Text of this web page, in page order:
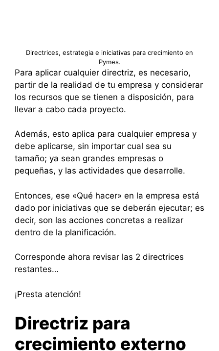
Directrices, estrategia e iniciativas para crecimiento en
Pymes.
Para aplicar cualquier directriz, es necesario,
partir de la realidad de tu empresa y considerar
los recursos que se tienen a disposición, para
llevar a cabo cada proyecto.
Además, esto aplica para cualquier empresa y
debe aplicarse, sin importar cual sea su
tamaño; ya sean grandes empresas o
pequeñas, y las actividades que desarrolle.
Entonces, ese «Qué hacer» en la empresa está
dado por iniciativas que se deberán ejecutar; es
decir, son las acciones concretas a realizar
dentro de la planificación.
Corresponde ahora revisar las 2 directrices
restantes…
¡Presta atención!
Directriz para
crecimiento externo